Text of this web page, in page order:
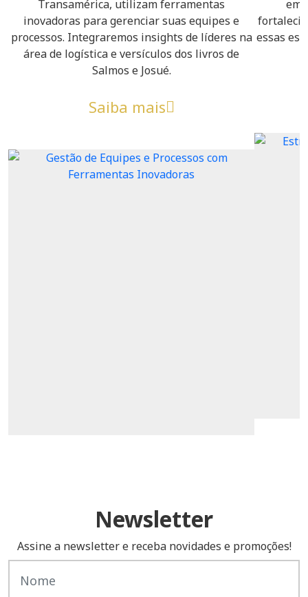
Transamérica, utilizam ferramentas
inovadoras para gerenciar suas equipes e
processos. Integraremos insights de líderes na
área de logística e versículos dos livros de
Salmos e Josué.
Saiba mais
em
essas
Newsletter
Assine a newsletter e receba novidades e promoções!